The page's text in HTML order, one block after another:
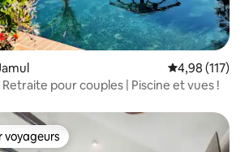
Évaluation
4,98 (117)
pour couples | Piscine et vues !
les plus appréciés